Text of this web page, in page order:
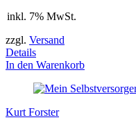
inkl. 7% MwSt.
zzgl. Versand
Details
In den Warenkorb
Kurt Forster